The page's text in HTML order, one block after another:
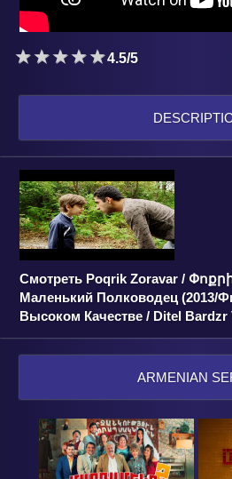
4.5/5
Смотреть Poqrik Zoravar /
Маленький Полководец (2013/
Высоком Качестве / Ditel Bardzr
ARMENIAN